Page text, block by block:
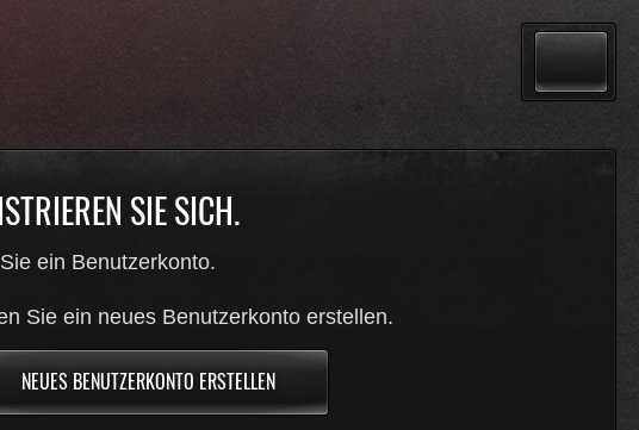
SIE SICH.
ein Benutzerkonto.
Sie ein neues Benutzerkonto erstellen.
NEUES BENUTZERKONTO ERSTELLEN